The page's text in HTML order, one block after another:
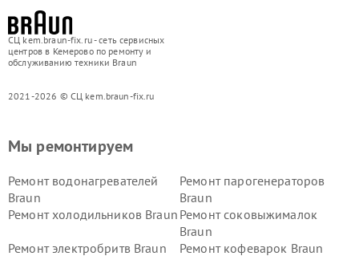
СЦ kem.braun-fix.ru - сеть сервисных
центров в Кемерово по ремонту и
обслуживанию техники Braun
2021-2026 © СЦ kem.braun-fix.ru
Мы ремонтируем
Ремонт водонагревателей
Braun
Ремонт парогенераторов
Braun
Ремонт холодильников Braun Ремонт соковыжималок
Braun
Ремонт электробритв Braun
Ремонт кофеварок Braun